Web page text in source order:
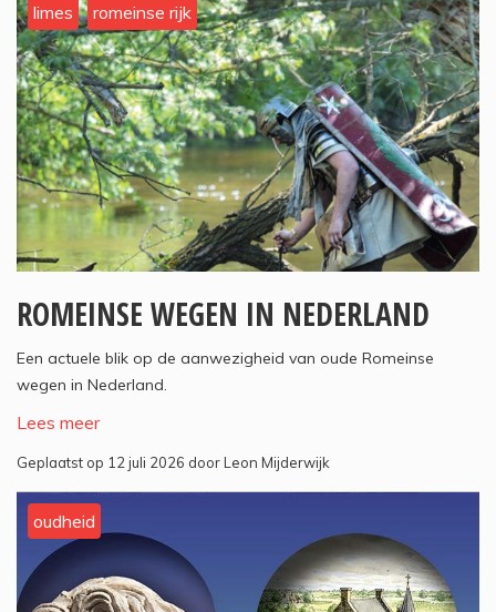
limes romeinse rijk
ROMEINSE WEGEN IN NEDERLAND
Een actuele blik op de aanwezigheid van oude Romeinse
wegen in Nederland.
Lees meer
Geplaatst op 12 juli 2026 door Leon Mijderwijk
oudheid